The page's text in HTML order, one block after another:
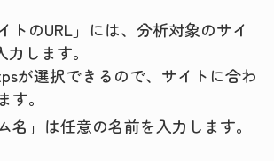
トのURL」には、分析対象のサイ
力します。
が選択できるので、サイトに合わ
。
名」は任意の名前を入力します。